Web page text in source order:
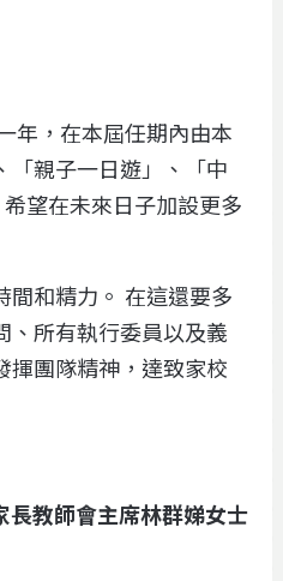
年，在本屆任期內由本
「親子一日遊」、「中
望在未來日子加設更多
和精力。 在這還要多
、所有執行委員以及義
揮團隊精神，達致家校
長教師會主席林群娣女士